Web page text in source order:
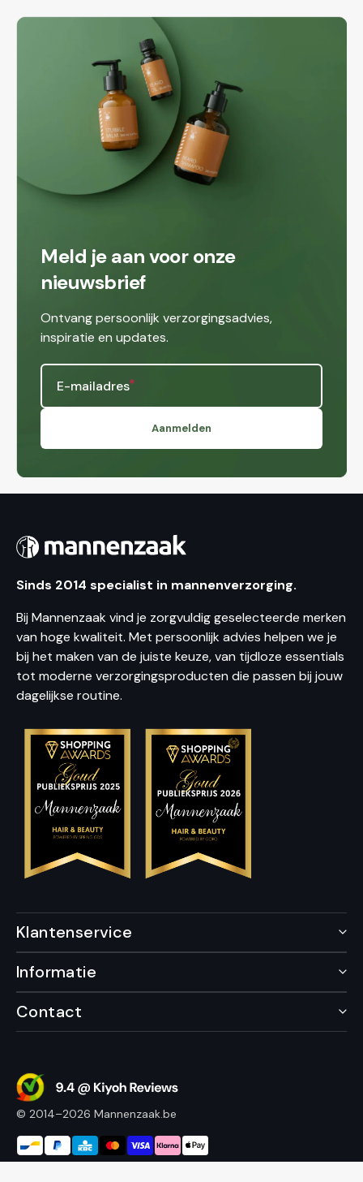
Meld je aan voor onze
nieuwsbrief
Ontvang persoonlijk verzorgingsadvies,
inspiratie en updates.
E-mailadres
Aanmelden
Sinds 2014 specialist in mannenverzorging.
Bij Mannenzaak vind je zorgvuldig geselecteerde merken
van hoge kwaliteit. Met persoonlijk advies helpen we je
bij het maken van de juiste keuze, van tijdloze essentials
tot moderne verzorgingsproducten die passen bij jouw
dagelijkse routine.
Klantenservice
Informatie
Contact
© 2014–2026 Mannenzaak.be